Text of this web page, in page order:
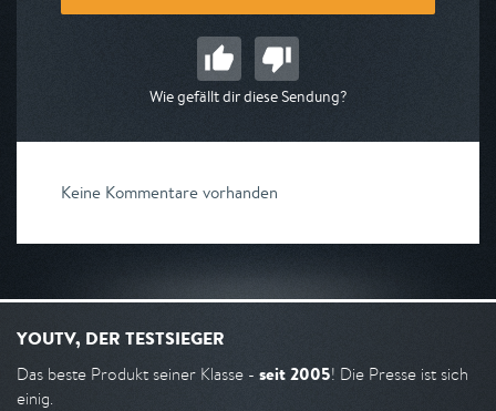
Wie gefällt dir diese Sendung?
Keine Kommentare vorhanden
YOUTV, DER TESTSIEGER
Das beste Produkt seiner Klasse - seit 2005! Die Presse ist sich
einig.